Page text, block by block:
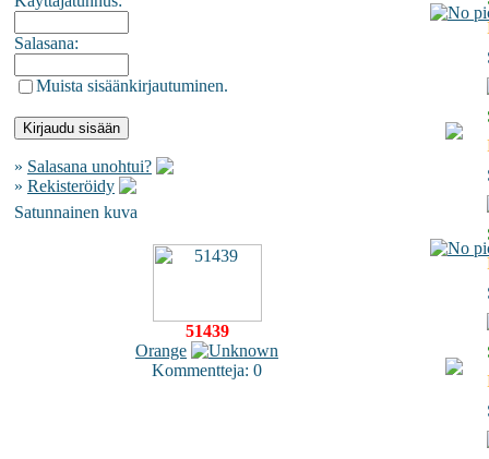
Salasana:
Muista sisäänkirjautuminen.
» Salasana unohtui?
» Rekisteröidy
Satunnainen kuva
51439
Orange
Kommentteja: 0